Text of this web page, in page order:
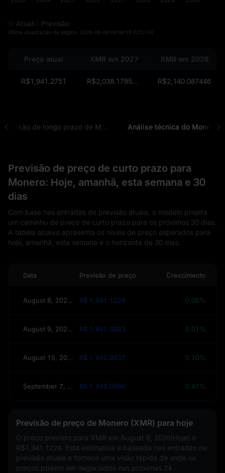
Atual Previsão
Última atualização da página: 2026-08-08 09:00:16 (UTC+0)
Preço atual XMR em 2027 XMR em 2028
R$1,941.2751 R$2,038.1785200000002545 R$2,140.087446
Previsão de longo prazo de Monero Análise técnica do Monero
Previsão de preço de curto prazo para
Monero: Hoje, amanhã, esta semana e 30
dias
Com base nas entradas de previsão atuais, o modelo projeta
um caminho de preço de curto prazo para os próximos 30 dias.
A tabela abaixo apresenta os níveis de preço esperados para
hoje, amanhã, esta semana e o horizonte de 30 dias.
Data Previsão de preço Crescimento
August 8, 2026(Hoje) R$ 1,941.1224 0.00%
August 9, 2026(Amanhã) R$ 1,941.3883 0.01%
August 15, 2026(Esta semana) R$ 1,942.9837 0.10%
September 7, 2026(30 dias) R$ 1,949.0996 0.41%
Previsão de preço de Monero (XMR) para hoje
O preço previsto para XMR em August 8, 2026(Hoje) é
R$1,941.1224 . Esta estimativa é baseada nas entradas de
previsão atuais e fornece uma visão rápida de onde os
preços podem ser negociados nas próximas 24